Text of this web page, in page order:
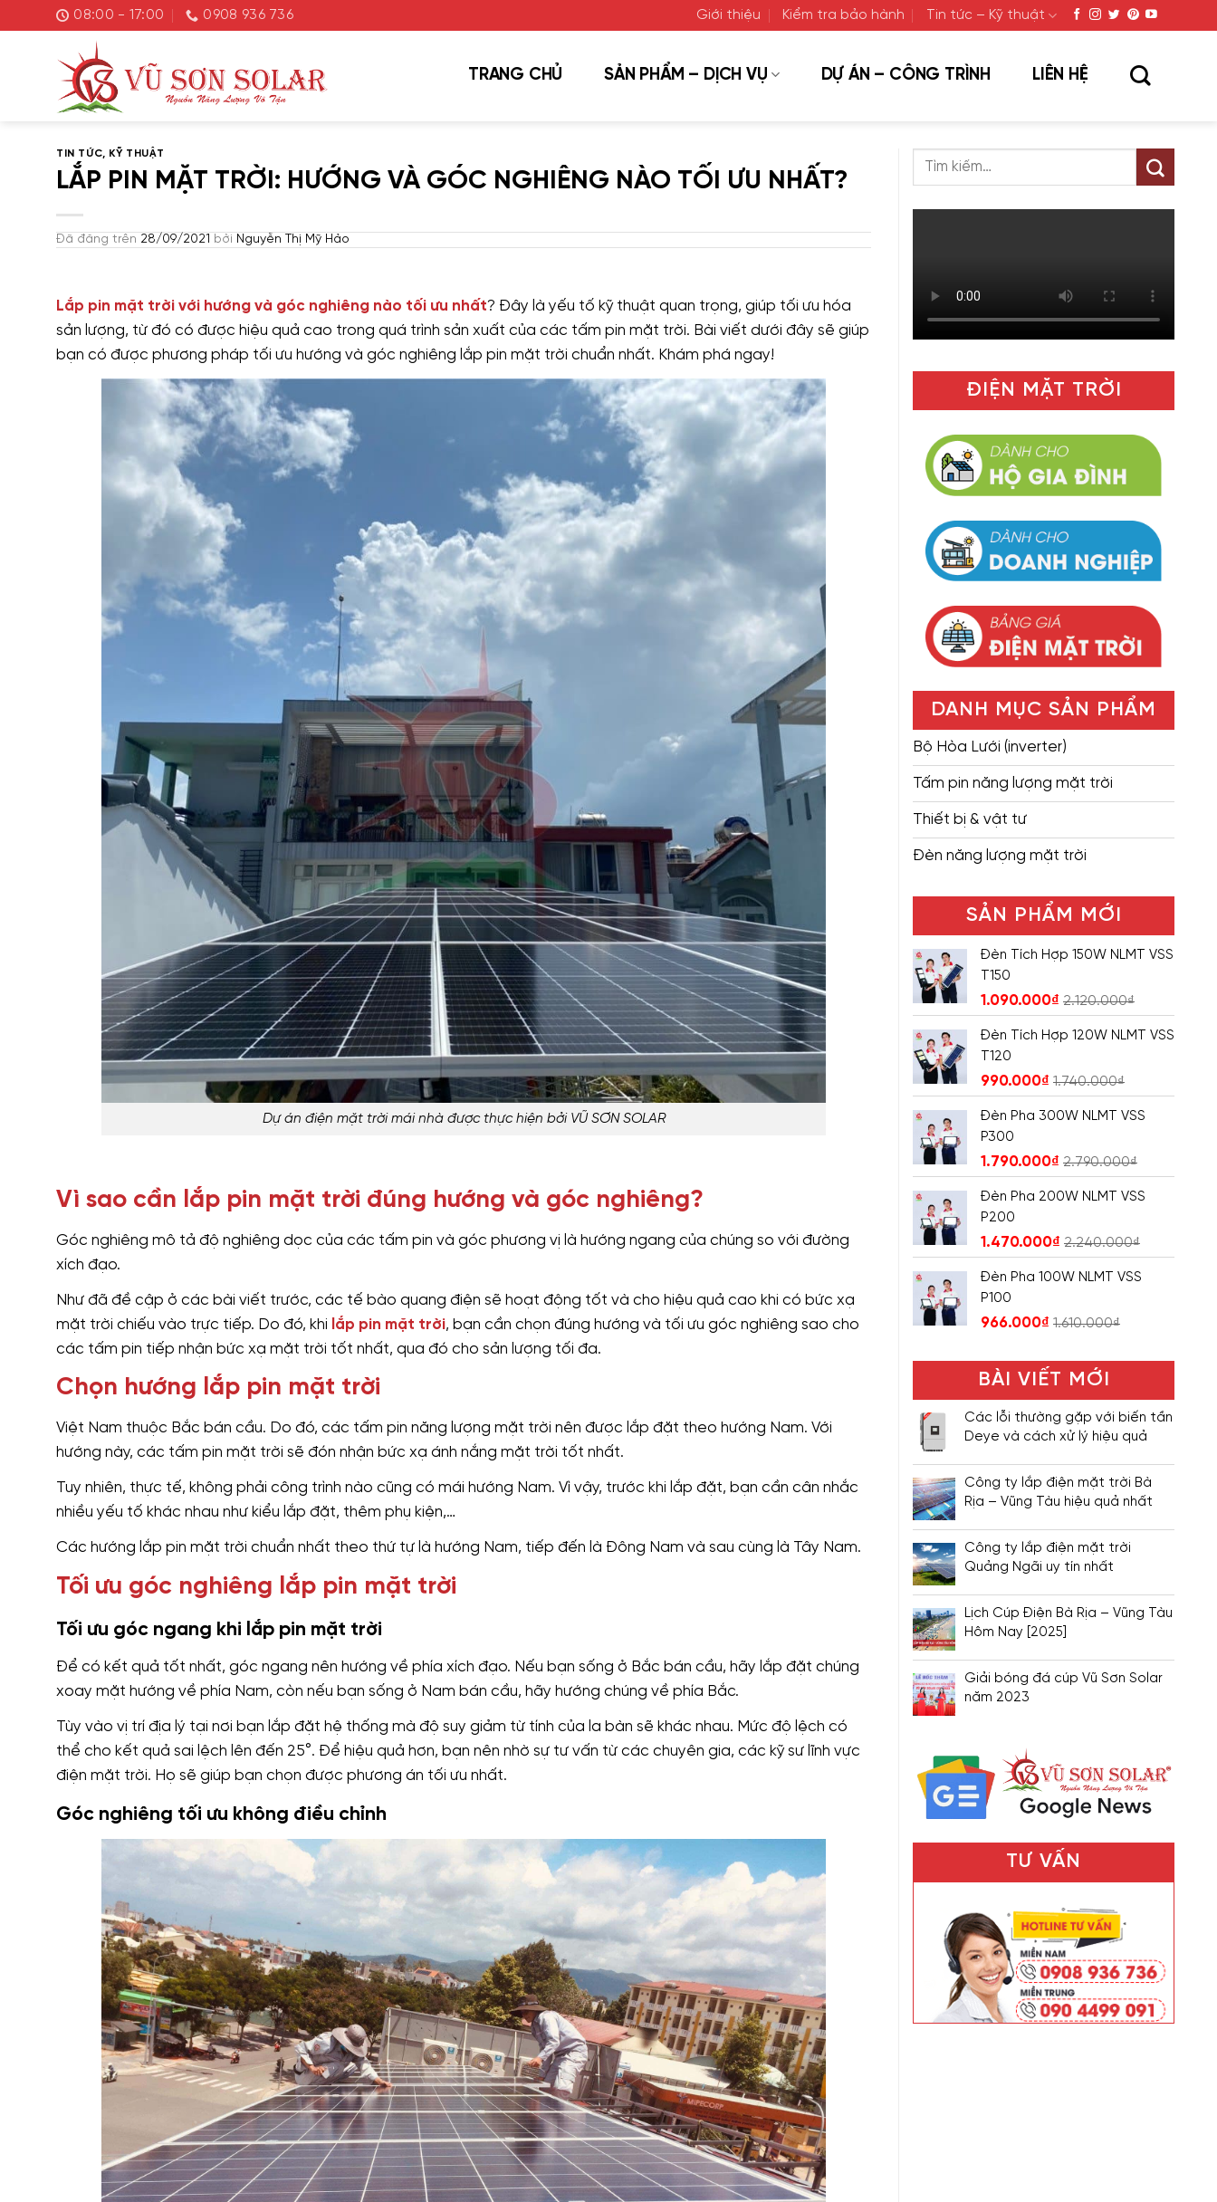
đến
08:00 - 17:00 0908 936 736 Giới thiệu Kiểm tra bảo hành Tin tức – Kỹ thuật
TRANG CHỦ SẢN PHẨM – DỊCH VỤ DỰ ÁN – CÔNG TRÌNH LIÊN HỆ
TIN TỨC, KỸ THUẬT
LẮP PIN MẶT TRỜI: HƯỚNG VÀ GÓC NGHIÊNG NÀO TỐI ƯU NHẤT?
Đã đăng trên 28/09/2021 bởi Nguyễn Thị Mỹ Hảo
Lắp pin mặt trời với hướng và góc nghiêng nào tối ưu nhất? Đây là yếu tố kỹ thuật quan trọng, giúp tối ưu hóa
sản lượng, từ đó có được hiệu quả cao trong quá trình sản xuất của các tấm pin mặt trời. Bài viết dưới đây sẽ giúp
bạn có được phương pháp tối ưu hướng và góc nghiêng lắp pin mặt trời chuẩn nhất. Khám phá ngay!
Dự án điện mặt trời mái nhà được thực hiện bởi VŨ SƠN SOLAR
Vì sao cần lắp pin mặt trời đúng hướng và góc nghiêng?
Góc nghiêng mô tả độ nghiêng dọc của các tấm pin và góc phương vị là hướng ngang của chúng so với đường
xích đạo.
Như đã đề cập ở các bài viết trước, các tế bào quang điện sẽ hoạt động tốt và cho hiệu quả cao khi có bức xạ
mặt trời chiếu vào trực tiếp. Do đó, khi lắp pin mặt trời, bạn cần chọn đúng hướng và tối ưu góc nghiêng sao cho
các tấm pin tiếp nhận bức xạ mặt trời tốt nhất, qua đó cho sản lượng tối đa.
Chọn hướng lắp pin mặt trời
Việt Nam thuộc Bắc bán cầu. Do đó, các tấm pin năng lượng mặt trời nên được lắp đặt theo hướng Nam. Với
hướng này, các tấm pin mặt trời sẽ đón nhận bức xạ ánh nắng mặt trời tốt nhất.
Tuy nhiên, thực tế, không phải công trình nào cũng có mái hướng Nam. Vì vậy, trước khi lắp đặt, bạn cần cân nhắc
nhiều yếu tố khác nhau như kiểu lắp đặt, thêm phụ kiện,…
Các hướng lắp pin mặt trời chuẩn nhất theo thứ tự là hướng Nam, tiếp đến là Đông Nam và sau cùng là Tây Nam.
Tối ưu góc nghiêng lắp pin mặt trời
Tối ưu góc ngang khi lắp pin mặt trời
Để có kết quả tốt nhất, góc ngang nên hướng về phía xích đạo. Nếu bạn sống ở Bắc bán cầu, hãy lắp đặt chúng
xoay mặt hướng về phía Nam, còn nếu bạn sống ở Nam bán cầu, hãy hướng chúng về phía Bắc.
Tùy vào vị trí địa lý tại nơi bạn lắp đặt hệ thống mà độ suy giảm từ tính của la bàn sẽ khác nhau. Mức độ lệch có
thể cho kết quả sai lệch lên đến 25°. Để hiệu quả hơn, bạn nên nhờ sự tư vấn từ các chuyên gia, các kỹ sư lĩnh vực
điện mặt trời. Họ sẽ giúp bạn chọn được phương án tối ưu nhất.
Góc nghiêng tối ưu không điều chỉnh
ĐIỆN MẶT TRỜI
DANH MỤC SẢN PHẨM
Bộ Hòa Lưới (inverter)
Tấm pin năng lượng mặt trời
Thiết bị & vật tư
Đèn năng lượng mặt trời
SẢN PHẨM MỚI
Đèn Tích Hợp 150W NLMT VSS
T150
1.090.000₫ 2.120.000₫
Đèn Tích Hợp 120W NLMT VSS
T120
990.000₫ 1.740.000₫
Đèn Pha 300W NLMT VSS
P300
1.790.000₫ 2.790.000₫
Đèn Pha 200W NLMT VSS
P200
1.470.000₫ 2.240.000₫
Đèn Pha 100W NLMT VSS
P100
966.000₫ 1.610.000₫
BÀI VIẾT MỚI
Các lỗi thường gặp với biến tần
Deye và cách xử lý hiệu quả
Công ty lắp điện mặt trời Bà
Rịa – Vũng Tàu hiệu quả nhất
Công ty lắp điện mặt trời
Quảng Ngãi uy tín nhất
Lịch Cúp Điện Bà Rịa – Vũng Tàu
Hôm Nay [2025]
Giải bóng đá cúp Vũ Sơn Solar
năm 2023
TƯ VẤN